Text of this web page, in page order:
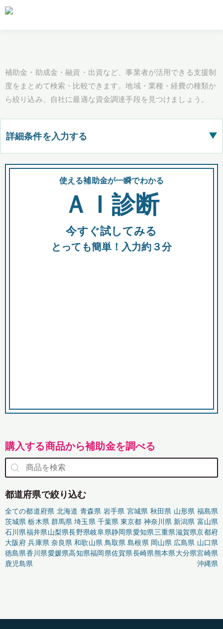
補助金・助成金・融資・出資など、事業者が活用できる支援制
度をまとめて検索・比較できます。地域・業種・経費の種類か
ら絞り込み、自社に最適な資金調達手段を見つけましょう。
詳細条件を入力する ▶
都道府県
全国の検索結果を含めて表示
助成金 融資 出資
使える補助金が一瞬でわかる
ＡＩ診断
今すぐ試してみる
とっても簡単！入力約３分
購入する商品から補助金を調べる
都道府県で絞り込む
全ての都道府県 北海道 青森県 岩手県 宮城県 秋田県 山形県 福島県
茨城県 栃木県 群馬県 埼玉県 千葉県 東京都 神奈川県 新潟県 富山県
石川県福井県山梨県長野県岐阜県静岡県愛知県三重県滋賀県京都府
大阪府 兵庫県 奈良県 和歌山県 鳥取県 島根県 岡山県 広島県 山口県
徳島県香川県愛媛県高知県福岡県佐賀県長崎県熊本県大分県宮崎県
鹿児島県
沖縄県